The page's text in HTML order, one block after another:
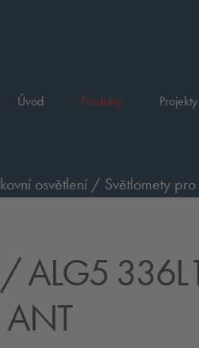
Úvod Produkty
osvětlení / Světlomety
/ ALG5
ANT